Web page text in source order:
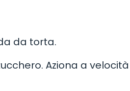
da torta.
Aziona a velocità